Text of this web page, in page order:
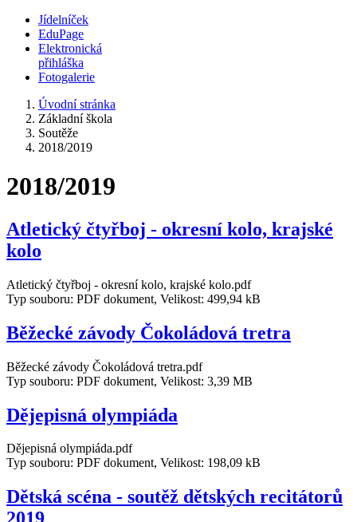
Jídelníček
EduPage
Elektronická
přihláška
Fotogalerie
Úvodní stránka
Základní škola
Soutěže
2018/2019
2018/2019
Atletický čtyřboj - okresní kolo, krajské
kolo
Atletický čtyřboj - okresní kolo, krajské kolo.pdf
Typ souboru: PDF dokument, Velikost: 499,94 kB
Běžecké závody Čokoládová tretra
Běžecké závody Čokoládová tretra.pdf
Typ souboru: PDF dokument, Velikost: 3,39 MB
Dějepisná olympiáda
Dějepisná olympiáda.pdf
Typ souboru: PDF dokument, Velikost: 198,09 kB
Dětská scéna - soutěž dětských recitátorů